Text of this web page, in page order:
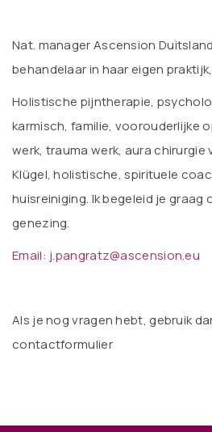
Nat. manager Ascension
behandelaar in haar eigen praktijk,
Holistische pijntherapie,
karmisch, familie, voorouderlijke
werk, trauma werk, aura chirurgie
Klügel, holistische, spirituele
huisreiniging. Ik begeleid je graag
genezing.
Email: j.pangratz@ascension.eu
Als je nog vragen hebt, gebruik
contactformulier